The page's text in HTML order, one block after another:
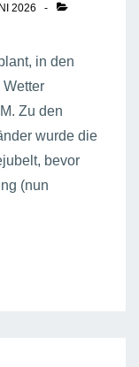
2026
in den
Wetter
Zu den
wurde die
bevor
(nun